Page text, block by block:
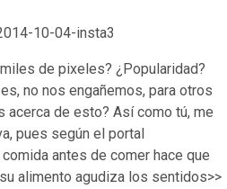
de pixeles? ¿Popularidad?
no nos engañemos, para otros
acerca de esto? Así como tú, me
pues según el portal
antes de comer hace que
alimento agudiza los sentidos>>